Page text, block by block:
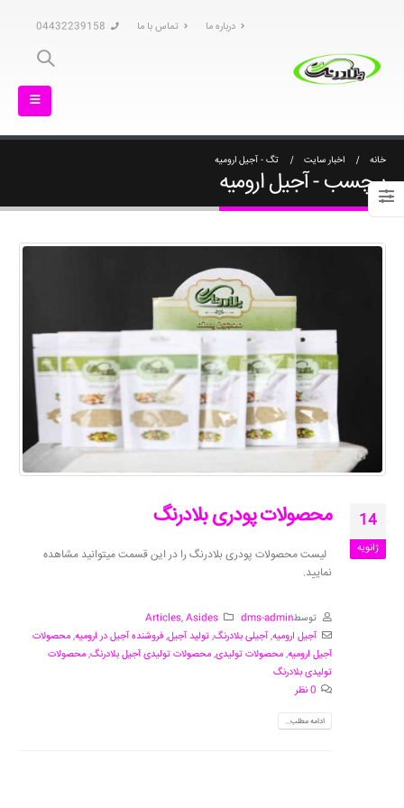
درباره ما تماس با ما 04432239158
خانه اخبار سایت تگ -آجیل ارومیه
برچسب - آجیل ارومیه
14
ژانویه
محصولات پودری بلادرنگ
لیست محصولات پودری بلادرنگ را در این قسمت میتوانید مشاهده
نمایید.
توسطdms-admin
Articles,Asides
آجیل ارومیه,آجیلی بلادرنگ,تولید آجیل,فروشنده آجیل در ارومیه,محصولات
آجیل ارومیه,محصولات تولیدی,محصولات تولیدی آجیل بلادرنگ,محصولات
تولیدی بلادرنگ
0 نظر
ادامه مطلب...